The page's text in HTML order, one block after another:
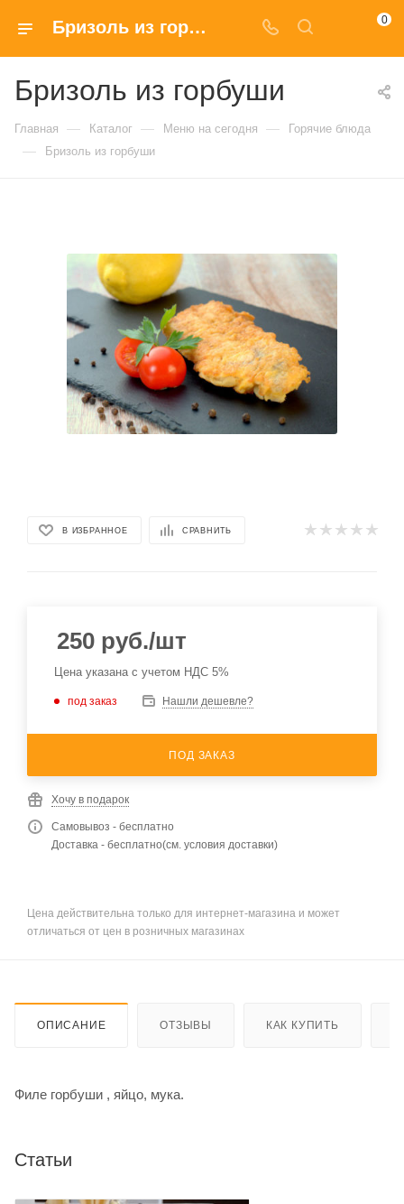
Бризоль из горбуши купить в Москве по доступным ценам 0
Бризоль из горбуши
Главная — Каталог — Меню на сегодня — Горячие блюда
— Бризоль из горбуши
В ИЗБРАННОЕ СРАВНИТЬ
250 руб./шт
Цена указана с учетом НДС 5%
под заказ Нашли дешевле?
ПОД ЗАКАЗ
Хочу в подарок
Самовывоз - бесплатно
Доставка - бесплатно(см. условия доставки)
Цена действительна только для интернет-магазина и может
отличаться от цен в розничных магазинах
ОПИСАНИЕ ОТЗЫВЫ КАК КУПИТЬ
Филе горбуши , яйцо, мука.
Статьи